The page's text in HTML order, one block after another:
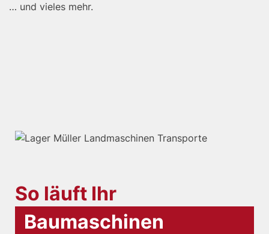
… und vieles mehr.
So läuft Ihr
Baumaschinen